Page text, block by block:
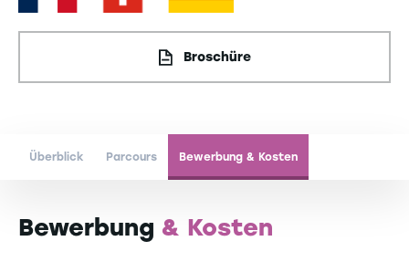
Broschüre
Überblick Parcours Bewerbung & Kosten
Bewerbung & Kosten